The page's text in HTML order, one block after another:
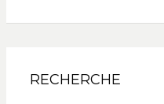
RECHERCHE